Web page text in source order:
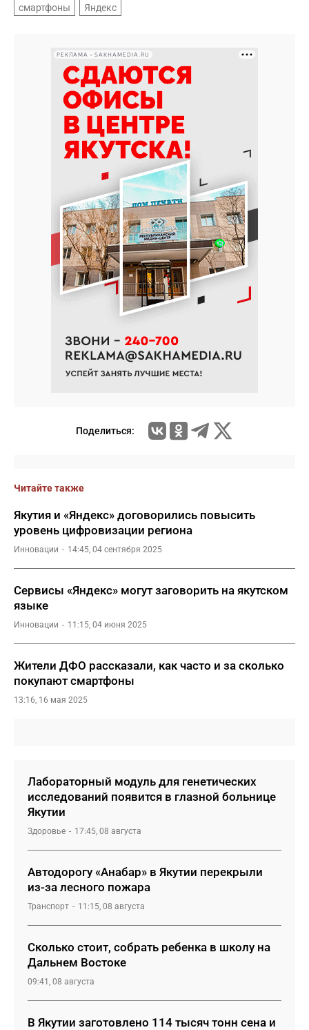
смартфоны Яндекс
РЕКЛАМА • SAKHAMEDIA.RU
Поделиться:
Читайте также
Якутия и «Яндекс» договорились повысить
уровень цифровизации региона
Инновации 14:45, 04 сентября 2025
Сервисы «Яндекс» могут заговорить на якутском
языке
Инновации 11:15, 04 июня 2025
Жители ДФО рассказали, как часто и за сколько
покупают смартфоны
13:16, 16 мая 2025
Лабораторный модуль для генетических
исследований появится в глазной больнице
Якутии
Здоровье 17:45, 08 августа
Автодорогу «Анабар» в Якутии перекрыли
из-за лесного пожара
Транспорт 11:15, 08 августа
Сколько стоит, собрать ребенка в школу на
Дальнем Востоке
09:41, 08 августа
В Якутии заготовлено 114 тысяч тонн сена и